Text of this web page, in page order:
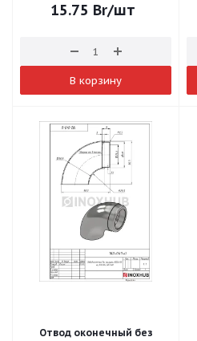
15.75 Br/шт
В корзину
Отвод оконечный без